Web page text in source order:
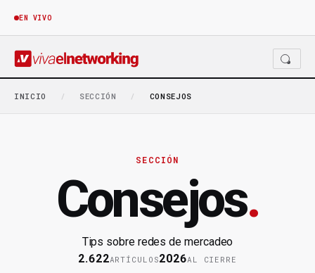
EN VIVO
INICIO / SECCIÓN / CONSEJOS
SECCIÓN
Consejos.
Tips sobre redes de mercadeo
2.622ARTÍCULOS2026AL CIERRE